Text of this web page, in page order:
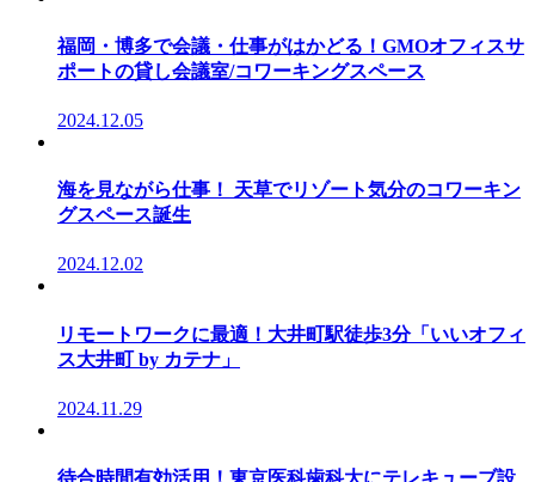
福岡・博多で会議・仕事がはかどる！GMOオフィスサ
ポートの貸し会議室/コワーキングスペース
2024.12.05
海を見ながら仕事！ 天草でリゾート気分のコワーキン
グスペース誕生
2024.12.02
リモートワークに最適！大井町駅徒歩3分「いいオフィ
ス大井町 by カテナ」
2024.11.29